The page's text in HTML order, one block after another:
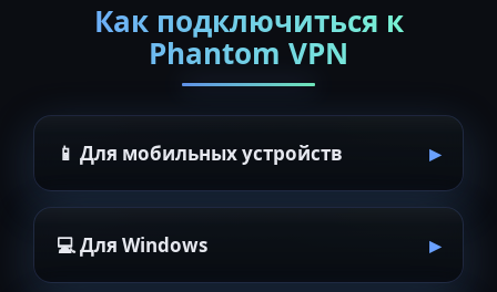
Как подключиться к
Phantom VPN
📱 Для мобильных устройств
💻 Для Windows